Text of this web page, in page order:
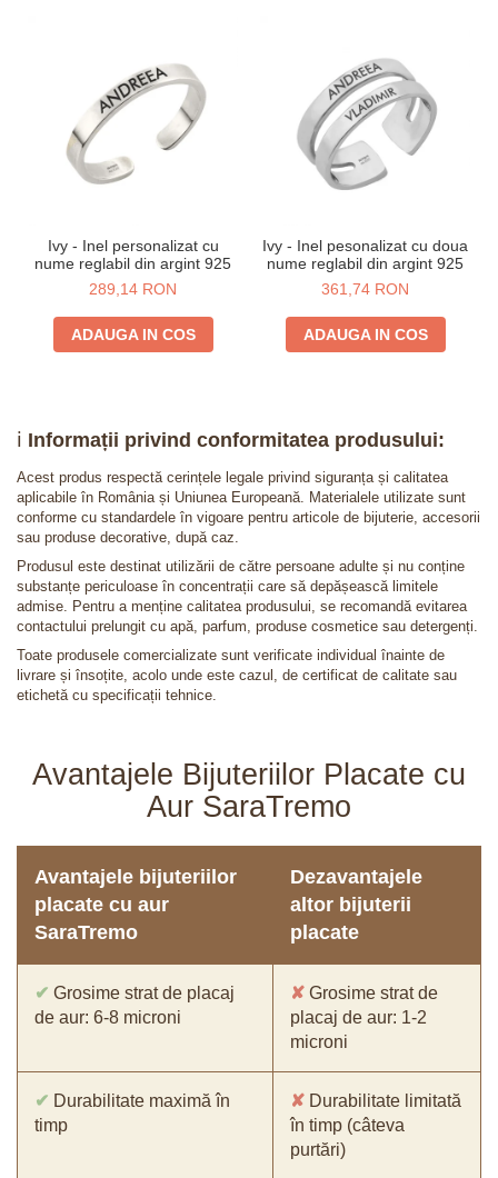
Ivy - Inel personalizat cu
nume reglabil din argint 925
289,14 RON
ADAUGA IN COS
Ivy - Inel pesonalizat cu doua
nume reglabil din argint 925
361,74 RON
ADAUGA IN COS
ℹ️ Informații privind conformitatea produsului:
Acest produs respectă cerințele legale privind siguranța și calitatea
aplicabile în România și Uniunea Europeană. Materialele utilizate sunt
conforme cu standardele în vigoare pentru articole de bijuterie, accesorii
sau produse decorative, după caz.
Produsul este destinat utilizării de către persoane adulte și nu conține
substanțe periculoase în concentrații care să depășească limitele
admise. Pentru a menține calitatea produsului, se recomandă evitarea
contactului prelungit cu apă, parfum, produse cosmetice sau detergenți.
Toate produsele comercializate sunt verificate individual înainte de
livrare și însoțite, acolo unde este cazul, de certificat de calitate sau
etichetă cu specificații tehnice.
Avantajele Bijuteriilor Placate cu
Aur SaraTremo
Avantajele bijuteriilor
placate cu aur
SaraTremo
Dezavantajele
altor bijuterii
placate
✔ Grosime strat de placaj
de aur: 6-8 microni
✘ Grosime strat de
placaj de aur: 1-2
microni
✔ Durabilitate maximă în
timp
✘ Durabilitate limitată
în timp (câteva
purtări)